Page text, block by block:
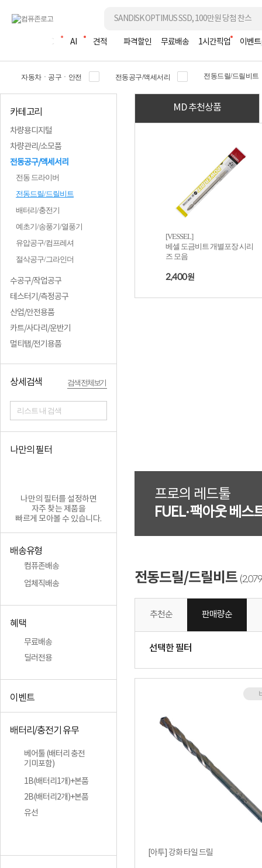
조립PC AI 견적 파격할인 무료배송 1시간픽업 이벤트
자동차ㆍ공구ㆍ안전 전동공구/액세서리 전동드릴/드릴비트
카테고리
차량용디지털
차량관리/소모품
전동공구/액세서리
전동 드라이버
전동드릴/드릴비트
배터리/충전기
예초기/송풍기/열풍기
유압공구/컴프레셔
절삭공구/그라인더
수공구/작업공구
테스터기/측정공구
산업/안전용품
카트/사다리/운반기
멀티탭/전기용품
상세검색 검색 전체보기
리스트 내 검색
나만의 필터
나만의 필터를 설정하면
자주 찾는 제품을
빠르게 모아볼 수 있습니다.
배송유형
컴퓨존배송
업체직배송
혜택
무료배송
딜러전용
이벤트
배터리/충전기 유무
베어툴 (배터리 충전
기미포함)
1B(배터리1개)+본품
2B(배터리2개)+본품
유선
MD 추천상품
[VESSEL]
베셀 도금비트 개별포장 시리
즈 모음
2,400원
프로의 레드툴
FUEL·팩아웃 베스
전동드릴/드릴비트 (2,079
추천순 판매량순
선택한 필터
[아투] 강화 타일 드릴